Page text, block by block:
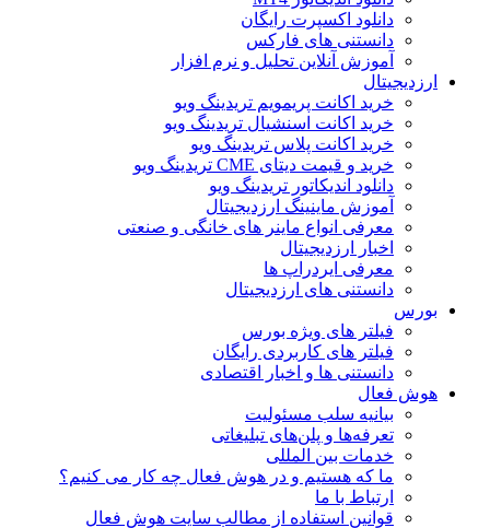
دانلود اکسپرت رایگان
دانستنی های فارکس
آموزش آنلاین تحلیل و نرم افزار
ارزدیجیتال
خرید اکانت پریمویم تریدینگ ویو
خرید اکانت اسنشیال تریدینگ ویو
خرید اکانت پلاس تریدینگ ویو
خرید و قیمت دیتای CME تریدینگ ویو
دانلود اندیکاتور تریدینگ ویو
آموزش ماینینگ ارزدیجیتال
معرفی انواع ماینر های خانگی و صنعتی
اخبار ارزدیجیتال
معرفی ایردراپ ها
دانستنی های ارزدیجیتال
بورس
فیلتر های ویژه بورس
فیلتر های کاربردی رایگان
دانستنی ها و اخبار اقتصادی
هوش فعال
بیانیه سلب مسئولیت
تعرفه‌ها و پلن‌های تبلیغاتی
خدمات بین المللی
ما که هستیم و در هوش فعال چه کار می کنیم؟
ارتباط با ما
قوانین استفاده از مطالب سایت هوش فعال